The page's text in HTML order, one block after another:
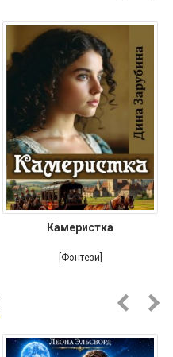
Камеристка
[Фэнтези]